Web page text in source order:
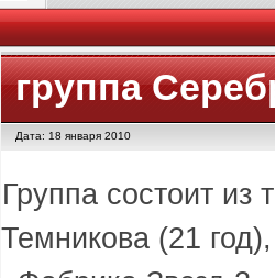
группа
Дата: 18 января 2010
Группа состоит из
Темникова (21